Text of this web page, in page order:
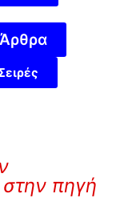
πηγή